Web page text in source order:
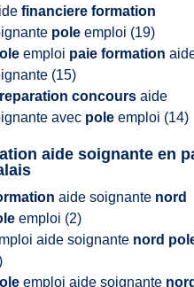
financiere formation
pole emploi (19)
emploi paie formation
(15)
concours aide
avec pole emploi (14)
aide soignante en
aide soignante nord
emploi (2)
aide soignante nord
emploi aide soignante nord